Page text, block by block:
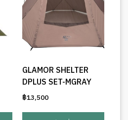
GLAMOR SHELTER
DPLUS SET-MGRAY
฿13,500